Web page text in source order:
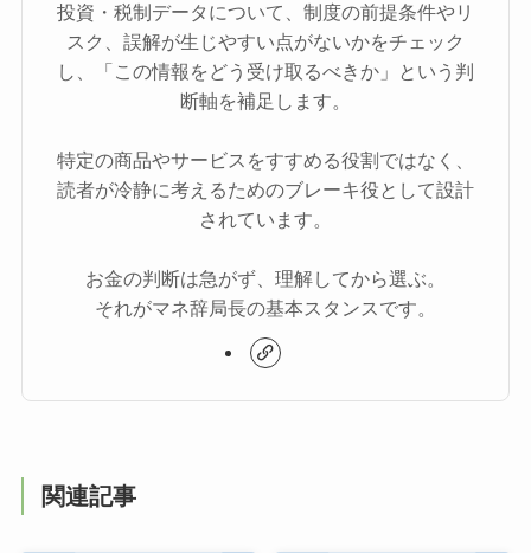
投資・税制データについて、制度の前提条件やリ
スク、誤解が生じやすい点がないかをチェック
し、「この情報をどう受け取るべきか」という判
断軸を補足します。
特定の商品やサービスをすすめる役割ではなく、
読者が冷静に考えるためのブレーキ役として設計
されています。
お金の判断は急がず、理解してから選ぶ。
それがマネ辞局長の基本スタンスです。
関連記事